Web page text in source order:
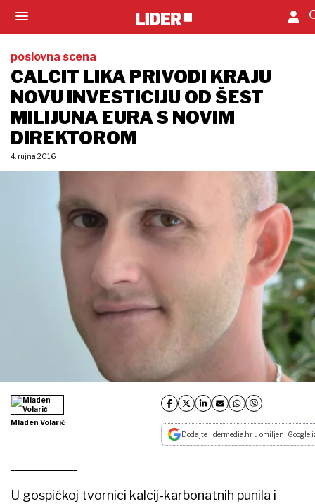
poslovna scena
CALCIT LIKA PRIVODI KRAJU
NOVU INVESTICIJU OD ŠEST
MILIJUNA EURA S NOVIM
DIREKTOROM
4. rujna 2016.
Mladen Volarić
Dodajte lidermedia.hr u omiljeni Google
U gospićkoj tvornici kalcij-karbonatnih punila i